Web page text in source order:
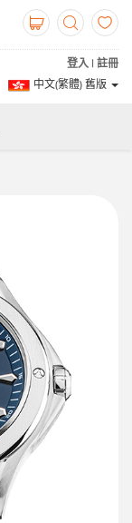
登入 | 註冊
中文(繁體) 舊版